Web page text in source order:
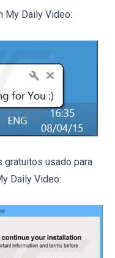
My Daily Video:
gratuitos usado para
Daily Video: